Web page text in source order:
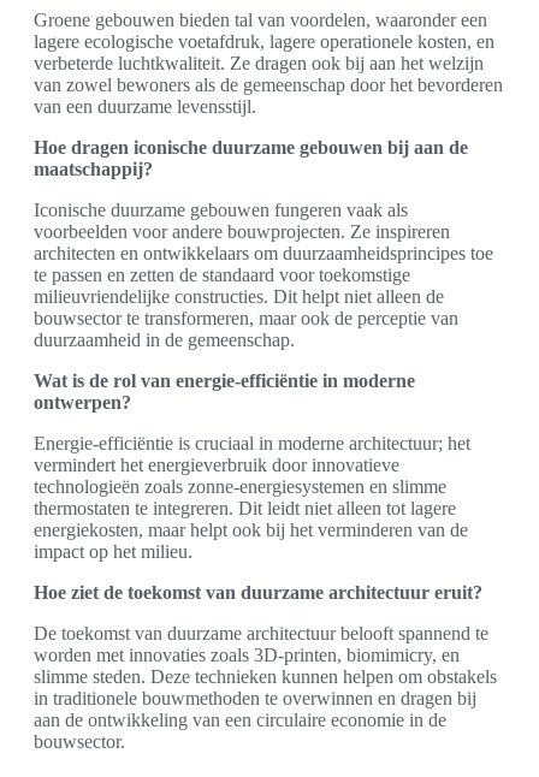
Groene gebouwen bieden tal van voordelen, waaronder een
lagere ecologische voetafdruk, lagere operationele kosten, en
verbeterde luchtkwaliteit. Ze dragen ook bij aan het welzijn
van zowel bewoners als de gemeenschap door het bevorderen
van een duurzame levensstijl.
Hoe dragen iconische duurzame gebouwen bij aan de
maatschappij?
Iconische duurzame gebouwen fungeren vaak als
voorbeelden voor andere bouwprojecten. Ze inspireren
architecten en ontwikkelaars om duurzaamheidsprincipes toe
te passen en zetten de standaard voor toekomstige
milieuvriendelijke constructies. Dit helpt niet alleen de
bouwsector te transformeren, maar ook de perceptie van
duurzaamheid in de gemeenschap.
Wat is de rol van energie-efficiëntie in moderne
ontwerpen?
Energie-efficiëntie is cruciaal in moderne architectuur; het
vermindert het energieverbruik door innovatieve
technologieën zoals zonne-energiesystemen en slimme
thermostaten te integreren. Dit leidt niet alleen tot lagere
energiekosten, maar helpt ook bij het verminderen van de
impact op het milieu.
Hoe ziet de toekomst van duurzame architectuur eruit?
De toekomst van duurzame architectuur belooft spannend te
worden met innovaties zoals 3D-printen, biomimicry, en
slimme steden. Deze technieken kunnen helpen om obstakels
in traditionele bouwmethoden te overwinnen en dragen bij
aan de ontwikkeling van een circulaire economie in de
bouwsector.